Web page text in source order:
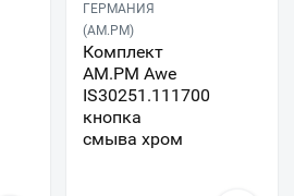
ГЕРМАНИЯ
(AM.PM)
Комплект
AM.PM Awe
IS30251.111700
кнопка
смыва хром